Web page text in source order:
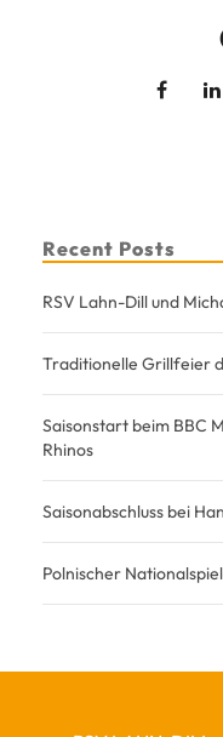
Recent Posts
RSV Lahn-Dill und
Traditionelle Grillfeier
Saisonstart beim BBC
Rhinos
Saisonabschluss bei
Polnischer